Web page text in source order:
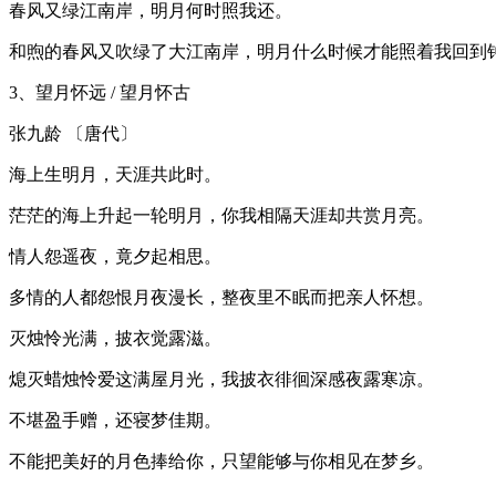
春风又绿江南岸，明月何时照我还。
和煦的春风又吹绿了大江南岸，明月什么时候才能照着我回到
3、望月怀远 / 望月怀古
张九龄 〔唐代〕
海上生明月，天涯共此时。
茫茫的海上升起一轮明月，你我相隔天涯却共赏月亮。
情人怨遥夜，竟夕起相思。
多情的人都怨恨月夜漫长，整夜里不眠而把亲人怀想。
灭烛怜光满，披衣觉露滋。
熄灭蜡烛怜爱这满屋月光，我披衣徘徊深感夜露寒凉。
不堪盈手赠，还寝梦佳期。
不能把美好的月色捧给你，只望能够与你相见在梦乡。